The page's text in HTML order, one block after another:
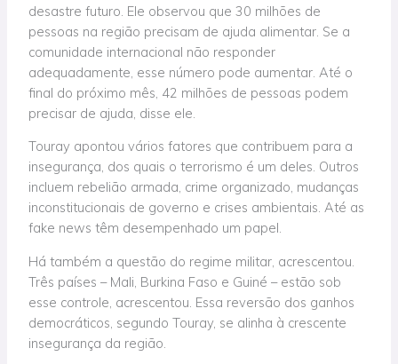
desastre futuro. Ele observou que 30 milhões de
pessoas na região precisam de ajuda alimentar. Se a
comunidade internacional não responder
adequadamente, esse número pode aumentar. Até o
final do próximo mês, 42 milhões de pessoas podem
precisar de ajuda, disse ele.
Touray apontou vários fatores que contribuem para a
insegurança, dos quais o terrorismo é um deles. Outros
incluem rebelião armada, crime organizado, mudanças
inconstitucionais de governo e crises ambientais. Até as
fake news têm desempenhado um papel.
Há também a questão do regime militar, acrescentou.
Três países – Mali, Burkina Faso e Guiné – estão sob
esse controle, acrescentou. Essa reversão dos ganhos
democráticos, segundo Touray, se alinha à crescente
insegurança da região.